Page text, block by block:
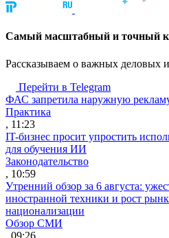
Cамый масштабный и точный
Рассказываем о важных деловых
Перейти в Telegram
ФАС запретила наружную
Практика
, 11:23
IT-бизнес просит упростить
для обучения ИИ
Законодательство
, 10:59
Утренний обзор за 6 августа:
иностранной техники и рост
национализации
Обзор СМИ
, 09:26